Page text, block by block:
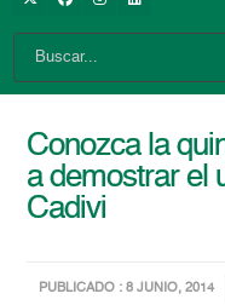
Conozca la
a demostrar el
Cadivi
PUBLICADO : 8 JUNIO, 2014